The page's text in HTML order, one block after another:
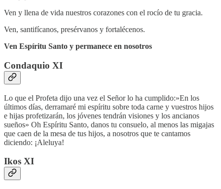
Ven y llena de vida nuestros corazones con el rocío de tu gracia.
Ven, santifícanos, presérvanos y fortalécenos.
Ven Espíritu Santo y permanece en nosotros
Condaquio XI
Lo que el Profeta dijo una vez el Señor lo ha cumplido:»En los
últimos días, derramaré mi espíritu sobre toda carne y vuestros hijos
e hijas profetizarán, los jóvenes tendrán visiones y los ancianos
sueños» Oh Espíritu Santo, danos tu consuelo, al menos las migajas
que caen de la mesa de tus hijos, a nosotros que te cantamos
diciendo: ¡Aleluya!
Ikos XI